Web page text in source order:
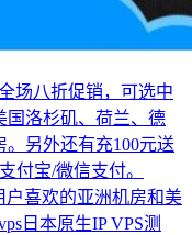
场八折促销，可选中
国洛杉矶、荷兰、德
。另外还有充100元送
付宝/微信支付。
户喜欢的亚洲机房和美
日本原生IP VPS测